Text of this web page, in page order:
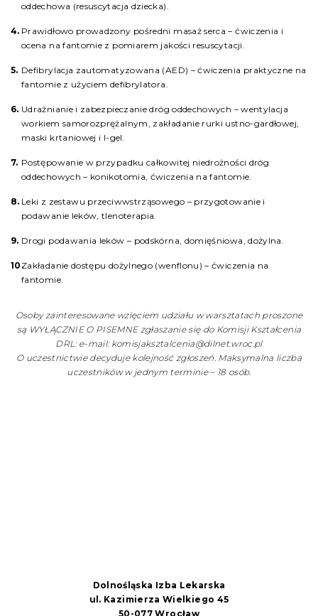
oddechowa (resuscytacja dziecka).
Prawidłowo prowadzony pośredni masaż serca – ćwiczenia i
ocena na fantomie z pomiarem jakości resuscytacji.
Defibrylacja zautomatyzowana (AED) – ćwiczenia praktyczne na
fantomie z użyciem defibrylatora.
Udrażnianie i zabezpieczanie dróg oddechowych – wentylacja
workiem samorozprężalnym, zakładanie rurki ustno-gardłowej,
maski krtaniowej i I-gel.
Postępowanie w przypadku całkowitej niedrożności dróg
oddechowych – konikotomia, ćwiczenia na fantomie.
Leki z zestawu przeciwwstrząsowego – przygotowanie i
podawanie leków, tlenoterapia.
Drogi podawania leków – podskórna, domięśniowa, dożylna.
Zakładanie dostępu dożylnego (wenflonu) – ćwiczenia na
fantomie.
Osoby zainteresowane wzięciem udziału w warsztatach proszone
są WYŁĄCZNIE O PISEMNE zgłaszanie się do Komisji Kształcenia
DRL: e-mail: komisjaksztalcenia@dilnet.wroc.pl
O uczestnictwie decyduje kolejność zgłoszeń. Maksymalna liczba
uczestników w jednym terminie – 18 osób.
Dolnośląska Izba Lekarska
ul. Kazimierza Wielkiego 45
50-077 Wrocław